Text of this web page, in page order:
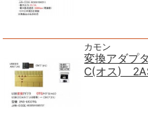
カモン
変換アダプ
C(オス)